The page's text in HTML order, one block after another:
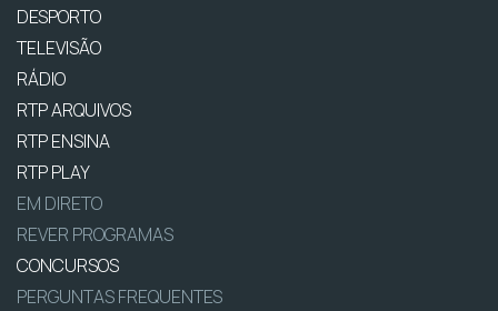
DESPORTO
TELEVISÃO
RÁDIO
RTP ARQUIVOS
RTP ENSINA
RTP PLAY
EM DIRETO
REVER PROGRAMAS
CONCURSOS
PERGUNTAS FREQUENTES